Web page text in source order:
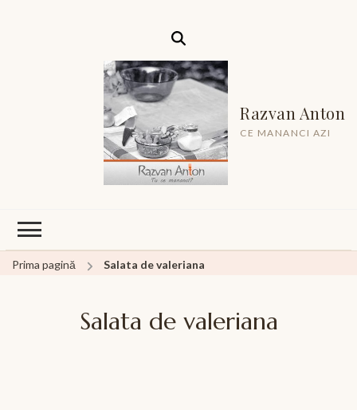
Razvan Anton
CE MANANCI AZI
Prima pagină Salata de valeriana
Salata de valeriana